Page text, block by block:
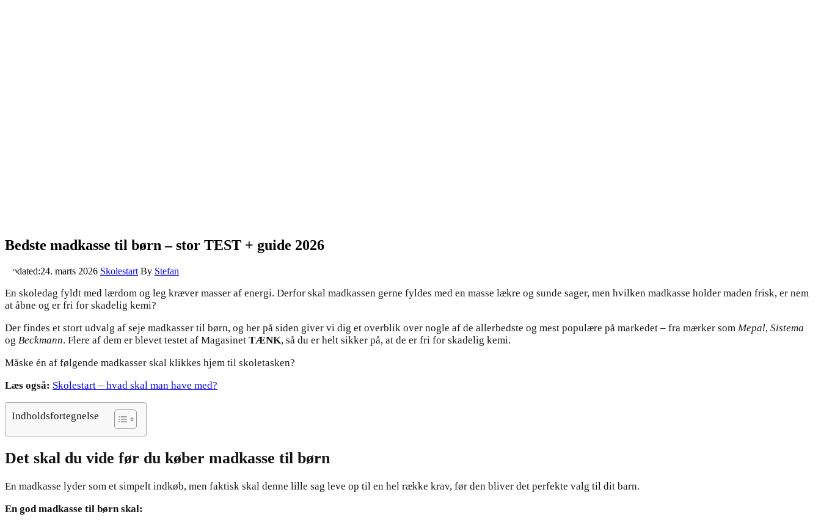
Bedste madkasse til børn – stor TEST + guide 2026
Updated:24. marts 2026 Skolestart By Stefan
En skoledag fyldt med lærdom og leg kræver masser af energi. Derfor skal madkassen gerne fyldes med en masse lækre og sunde sager, men hvilken madkasse holder maden frisk, er nem
at åbne og er fri for skadelig kemi?
Der findes et stort udvalg af seje madkasser til børn, og her på siden giver vi dig et overblik over nogle af de allerbedste og mest populære på markedet – fra mærker som Mepal, Sistema
og Beckmann. Flere af dem er blevet testet af Magasinet TÆNK, så du er helt sikker på, at de er fri for skadelig kemi.
Måske én af følgende madkasser skal klikkes hjem til skoletasken?
Læs også: Skolestart – hvad skal man have med?
Indholdsfortegnelse
Det skal du vide før du køber madkasse til børn
En madkasse lyder som et simpelt indkøb, men faktisk skal denne lille sag leve op til en hel række krav, før den bliver det perfekte valg til dit barn.
En god madkasse til børn skal: